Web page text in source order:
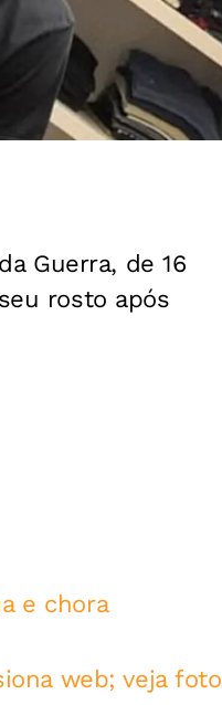
Guerra, de 16
rosto após
e chora
web; veja foto